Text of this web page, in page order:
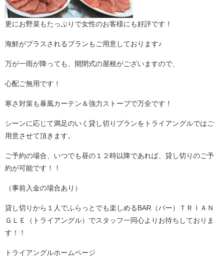
更にお野菜もたっぷりで女性のお客様にも好評です！
海鮮がプラスされるプランもご用意しております♪
万が一雨が降っても、開閉式の屋根がございますので、
心配ご無用です！
寒さ対策も暴風カーテン＆強力ストーブで万全です！
シーンに応じて満足のいく貸し切りプランをトライアングルではご
用意させて頂きます。
ご予約の場合、いつでも昼の１２時以降であれば、貸し切りのご予
約が可能です！！
（事前入金の場合あり）
貸し切りから１人でふらっとでも楽しめるBAR（バー）ＴＲＩＡＮ
ＧＬＥ（トライアングル）でスタッフ一同心よりお待ちしておりま
す！！
トライアングルホームページ